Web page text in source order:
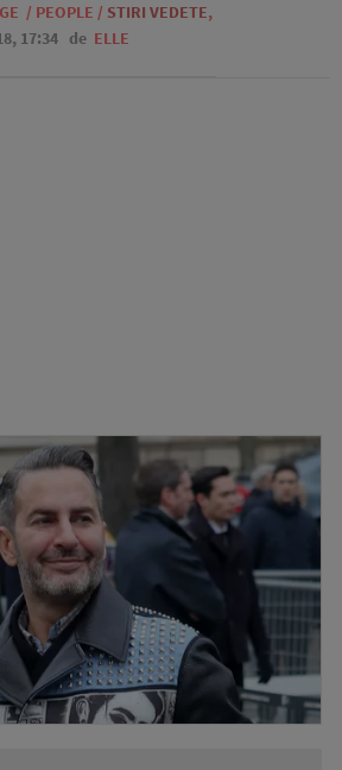
/ PEOPLE / STIRI VEDETE,
17:34 de ELLE